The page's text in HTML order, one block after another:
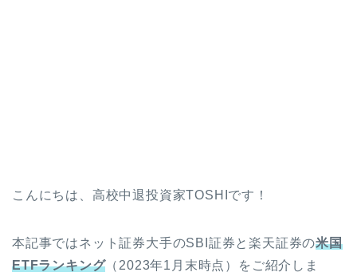
こんにちは、高校中退投資家TOSHIです！
本記事ではネット証券大手のSBI証券と楽天証券の米国
ETFランキング（2023年1月末時点）をご紹介しま